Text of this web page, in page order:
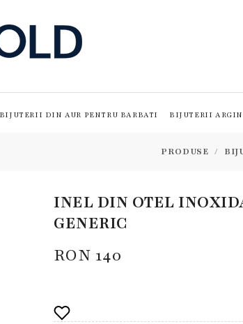
BIJUTERII DIN AUR PENTRU BARBATI BIJUTERII
PRODUSE
INEL DIN OTEL
GENERIC
RON 140